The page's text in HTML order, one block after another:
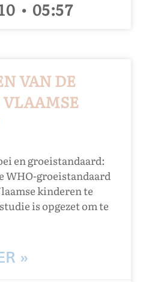
05:57
VAN DE
VLAAMSE
en groeistandaard:
WHO-groeistandaard
kinderen te
is opgezet om te
»